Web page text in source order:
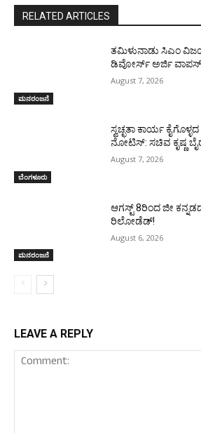
RELATED ARTICLES
ಮನರಂಜನೆ
ತಮಿಳುನಾಡು ಸಿಎಂ
ಡಿವೋರ್ಸ್‌ ಅರ್ಜಿ ವಾಪಸ್‌
August 7, 2026
ಬೆಂಗಳೂರು
ಸ್ವಚ್ಛತಾ ಕಾರ್ಯ
ನೋಟಿಸ್: ಸಚಿವ ಕೃಷ್ಣ
August 7, 2026
ಮನರಂಜನೆ
ಆಗಸ್ಟ್ 8ರಿಂದ ಜೀ
ರಿಲೋಡೆಡ್!
August 6, 2026
LEAVE A REPLY